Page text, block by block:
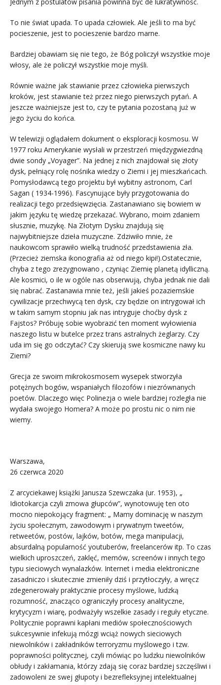
To nie świat upada. To upada człowiek. Ale jeśli to ma być
pocieszenie, jest to pocieszenie bardzo marne.
Bardziej obawiam się nie tego, że Bóg policzył wszystkie moje
włosy, ale że policzył wszystkie moje myśli.
Równie ważne jak stawianie przez człowieka pierwszych
kroków, jest stawianie też przez niego pierwszych pytań. A
jeszcze ważniejsze jest to, czy te pytania pozostaną już w
jego życiu do końca.
W telewizji oglądałem dokument o eksploracji kosmosu. W
1977 roku Amerykanie wysłali w przestrzeń międzygwiezdną
dwie sondy „Voyager”. Na jednej z nich znajdował się złoty
dysk, pełniący rolę nośnika wiedzy o Ziemi i jej mieszkańcach.
Pomysłodawcą tego projektu był wybitny astronom, Carl
Sagan ( 1934-1996). Fascynujące były przygotowania do
realizacji tego przedsięwzięcia. Zastanawiano się bowiem w
jakim języku tę wiedzę przekazać. Wybrano, moim zdaniem
słusznie, muzykę. Na Złotym Dysku znajdują się
najwybitniejsze dzieła muzyczne. Zdziwiło mnie, że
naukowcom sprawiło wielką trudność przedstawienia zła.
(Przecież ziemska ikonografia aż od niego kipi!).Ostatecznie,
chyba z tego zrezygnowano , czyniąc Ziemię planetą idylliczną.
Ale kosmici, o ile w ogóle nas obserwują, chyba jednak nie dali
się nabrać. Zastanawia mnie też, jeśli jakieś pozaziemskie
cywilizacje przechwycą ten dysk, czy będzie on intrygował ich
w takim samym stopniu jak nas intryguje choćby dysk z
Fajstos? Próbuję sobie wyobrazić ten moment wyłowienia
naszego listu w butelce przez trans astralnych żeglarzy. Czy
uda im się go odczytać? Czy skierują swe kosmiczne nawy ku
Ziemi?
Grecja ze swoim mikrokosmosem wysepek stworzyła
potężnych bogów, wspaniałych filozofów i niezrównanych
poetów. Dlaczego więc Polinezja o wiele bardziej rozległa nie
wydała swojego Homera? A może po prostu nic o nim nie
wiemy.
Warszawa,
26 czerwca 2020
Z arcyciekawej książki Janusza Szewczaka (ur. 1953), „
Idiotokarcja czyli zmowa głupców”, wynotowuję ten oto
mocno niepokojący fragment: „ Mamy dominację w naszym
życiu społecznym, zawodowym i prywatnym tweetów,
retweetów, postów, lajków, botów, mega manipulacji,
absurdalną popularność youtuberów, freelancerów itp. To czas
wielkich uproszczeń, zaklęć, memów, screenów i innych tego
typu sieciowych wynalazków. Internet i media elektroniczne
zasadniczo i skutecznie zmieniły dziś i przytłoczyły, a wręcz
zdegenerowały praktycznie procesy myślowe, ludzką
rozumność, znacząco ograniczyły procesy analityczne,
krytycyzm i wiarę, podważyły wszelkie zasady i reguły etyczne.
Politycznie poprawni kapłani mediów społecznościowych
sukcesywnie infekują mózgi wciąż nowych sieciowych
niewolników i zakładników terroryzmu myślowego i tzw.
poprawności politycznej, czyli mówiąc po ludzku niewolników
obłudy i zakłamania, którzy zdają się coraz bardziej szczęśliwi i
zadowoleni ze swej głupoty i bezrefleksyjnej intelektualnej